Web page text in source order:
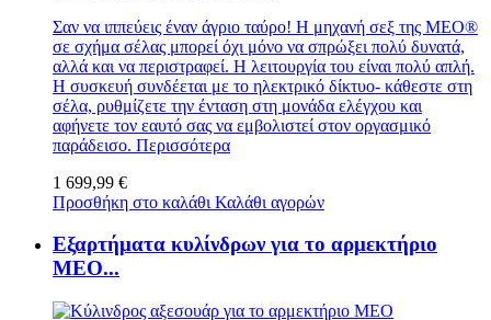
Σαν να ιππεύεις έναν άγριο ταύρο! Η μηχανή σεξ της MEO®
σε σχήμα σέλας μπορεί όχι μόνο να σπρώξει πολύ δυνατά,
αλλά και να περιστραφεί. Η λειτουργία του είναι πολύ απλή.
Η συσκευή συνδέεται με το ηλεκτρικό δίκτυο- κάθεστε στη
σέλα, ρυθμίζετε την ένταση στη μονάδα ελέγχου και
αφήνετε τον εαυτό σας να εμβολιστεί στον οργασμικό
παράδεισο. Περισσότερα
1 699,99 €
Προσθήκη στο καλάθι Καλάθι αγορών
Εξαρτήματα κυλίνδρων για το αρμεκτήριο
MEO...